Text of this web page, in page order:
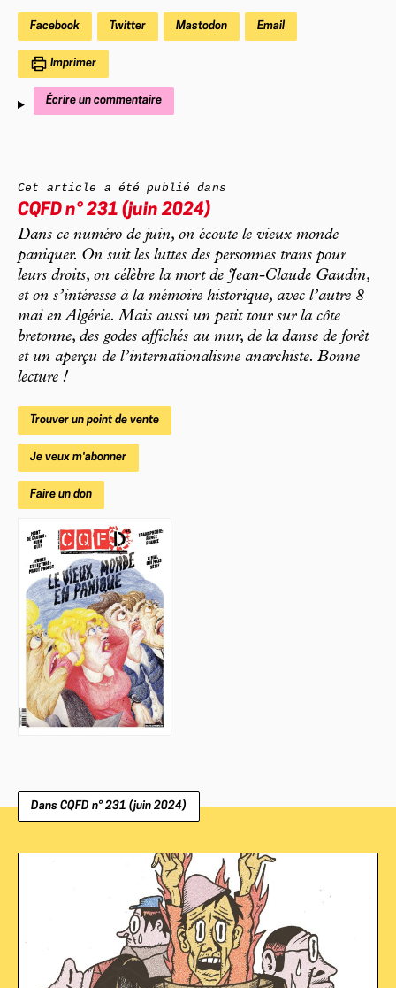
Facebook Twitter Mastodon Email
Imprimer
Écrire un commentaire
Cet article a été publié dans
CQFD n° 231 (juin 2024)
Dans ce numéro de juin, on écoute le vieux monde
paniquer. On suit les luttes des personnes trans pour
leurs droits, on célèbre la mort de Jean-Claude Gaudin,
et on s’intéresse à la mémoire historique, avec l’autre 8
mai en Algérie. Mais aussi un petit tour sur la côte
bretonne, des godes affichés au mur, de la danse de forêt
et un aperçu de l’internationalisme anarchiste. Bonne
lecture !
Trouver un point de vente
Je veux m'abonner
Faire un don
Dans CQFD n° 231 (juin 2024)